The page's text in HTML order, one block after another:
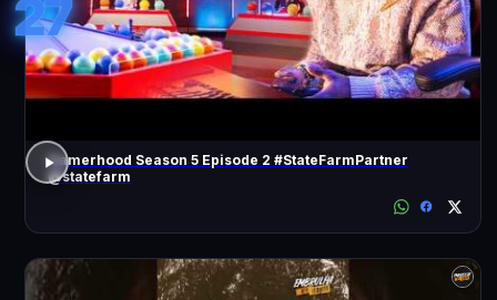
27
Gamerhood Season 5 Episode 2 #StateFarmPartner
@statefarm